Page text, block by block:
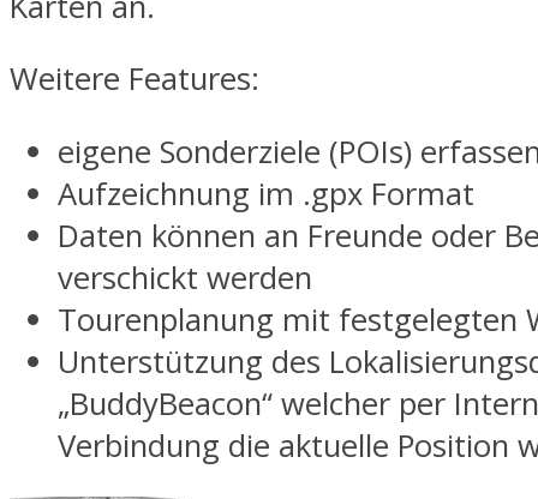
Weitere Features:
eigene Sonderziele (POIs)
Aufzeichnung im .gpx Format
Daten können an Freunde oder
verschickt werden
Tourenplanung mit festgelegten
Unterstützung des
„BuddyBeacon“ welcher per
Verbindung die aktuelle Position